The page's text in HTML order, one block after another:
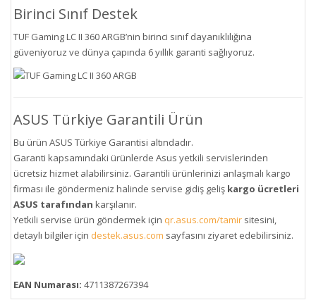
Birinci Sınıf Destek
TUF Gaming LC II 360 ARGB’nin birinci sınıf dayanıklılığına
güveniyoruz ve dünya çapında 6 yıllık garanti sağlıyoruz.
ASUS Türkiye Garantili Ürün
Bu ürün ASUS Türkiye Garantisi altındadır.
Garanti kapsamındaki ürünlerde Asus yetkili servislerinden
ücretsiz hizmet alabilirsiniz. Garantili ürünlerinizi anlaşmalı kargo
firması ile göndermeniz halinde servise gidiş geliş kargo ücretleri
ASUS tarafından karşılanır.
Yetkili servise ürün göndermek için qr.asus.com/tamir sitesini,
detaylı bilgiler için destek.asus.com sayfasını ziyaret edebilirsiniz.
EAN Numarası: 4711387267394